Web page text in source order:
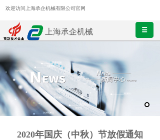
欢迎访问上海承企机械有限公司官网
上海承企机械
2020年国庆（中秋）节放假通知